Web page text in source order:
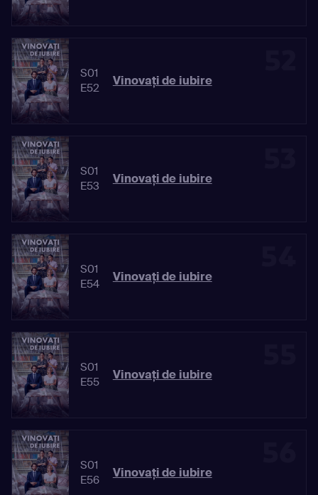
S01
E52
Vinovaţi de iubire
S01
E53
Vinovaţi de iubire
S01
E54
Vinovaţi de iubire
S01
E55
Vinovaţi de iubire
S01
E56
Vinovaţi de iubire